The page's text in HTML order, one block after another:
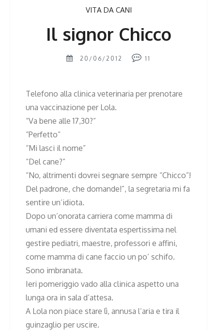
VITA DA CANI
Il signor Chicco
20/06/2012 11
Telefono alla clinica veterinaria per prenotare
una vaccinazione per Lola.
“Va bene alle 17,30?”
“Perfetto”
“Mi lasci il nome”
“Del cane?”
“No, altrimenti dovrei segnare sempre “Chicco”!
Del padrone, che domande!”, la segretaria mi fa
sentire un’idiota.
Dopo un’onorata carriera come mamma di
umani ed essere diventata espertissima nel
gestire pediatri, maestre, professori e affini,
come mamma di cane faccio un po’ schifo.
Sono imbranata.
Ieri pomeriggio vado alla clinica aspetto una
lunga ora in sala d’attesa.
A Lola non piace stare lì, annusa l’aria e tira il
guinzaglio per uscire.